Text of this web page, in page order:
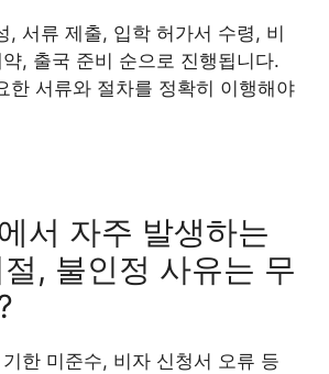
, 서류 제출, 입학 허가서 수령, 비
, 출국 준비 순으로 진행됩니다.
한 서류와 절차를 정확히 이행해야
서 자주 발생하는
, 불인정 사유는 무
한 미준수, 비자 신청서 오류 등